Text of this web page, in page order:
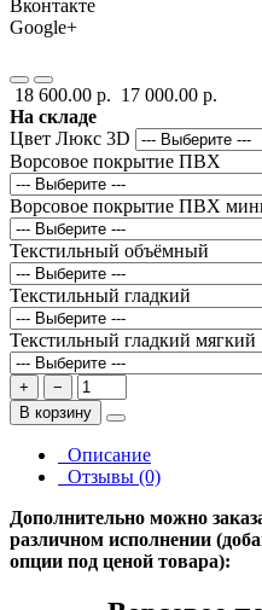
Вконтакте
Google+
18 600.00 р. 17 000.00 р.
На складе
Цвет Люкс 3D
Ворсовое покрытие ПВХ
Ворсовое покрытие ПВХ
Текстильный объёмный
Текстильный гладкий
Текстильный гладкий мягкий
+
−
В корзину
Описание
Отзывы (0)
Дополнительно можно
различном исполнении
опции под ценой товара):